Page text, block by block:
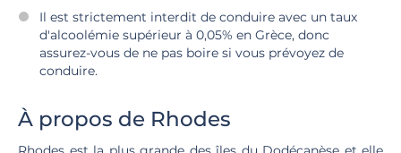
Il est strictement interdit de conduire avec un taux
d'alcoolémie supérieur à 0,05% en Grèce, donc
assurez-vous de ne pas boire si vous prévoyez de
conduire.
À propos de Rhodes